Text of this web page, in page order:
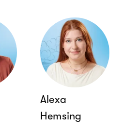
Alexa
Hemsing